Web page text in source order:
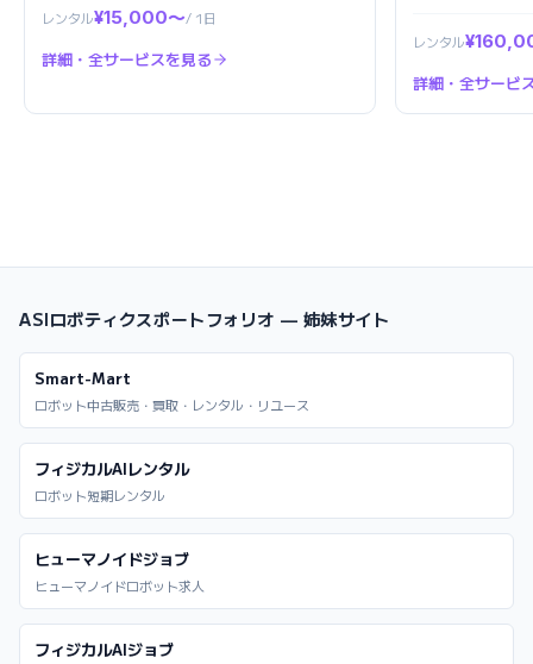
レンタル¥15,000〜/ 1日
詳細・全サービスを見る
レンタル
詳細・全サービ
ASIロボティクスポートフォリオ — 姉妹サイト
Smart-Mart
ロボット中古販売・買取・レンタル・リユース
フィジカルAIレンタル
ロボット短期レンタル
ヒューマノイドジョブ
ヒューマノイドロボット求人
フィジカルAIジョブ